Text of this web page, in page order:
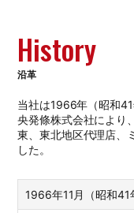
History
沿革
当社は1966年（昭和
央発條株式会社により
東、東北地区代理店、
した。
1966年11月（昭和41